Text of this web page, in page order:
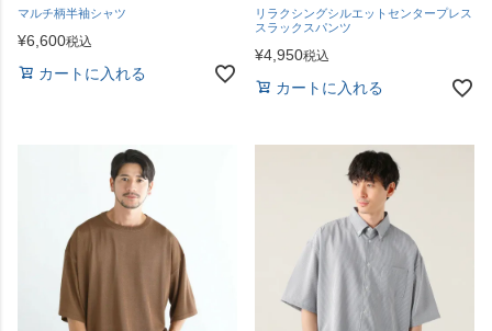
マルチ柄半袖シャツ
¥6,600税込
カートに入れる
リラクシングシルエットセンタープレス
スラックスパンツ
¥4,950税込
カートに入れる